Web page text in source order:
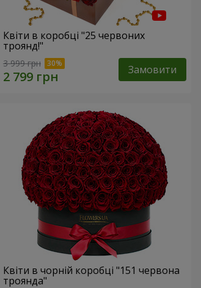
Квіти в коробці "25 червоних
троянд!"
3 999 грн Замовити
Квіти в чорній коробці "151 червона
троянда"